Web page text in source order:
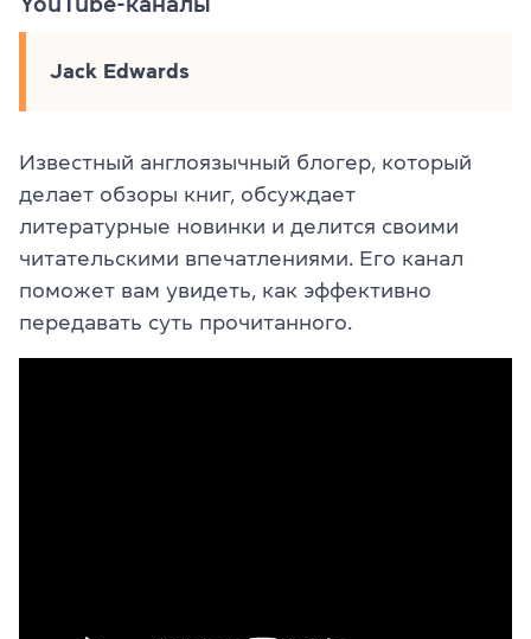
Jack Edwards
Известный англоязычный блогер, который
делает обзоры книг, обсуждает
литературные новинки и делится своими
читательскими впечатлениями. Его канал
поможет вам увидеть, как эффективно
передавать суть прочитанного.